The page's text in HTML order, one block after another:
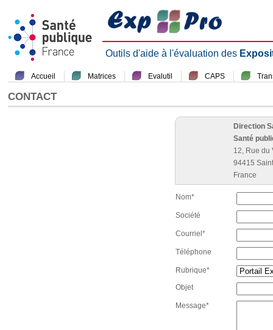
Outils d'aide à l'évaluation des
Accueil Matrices Evalutil CAPS
CONTACT
Direction
Santé
12, Rue du
94415
France
Nom*
Société
Courriel*
Téléphone
Rubrique*
Objet
Message*